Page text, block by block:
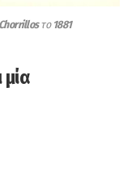
Chorrillosτο1881